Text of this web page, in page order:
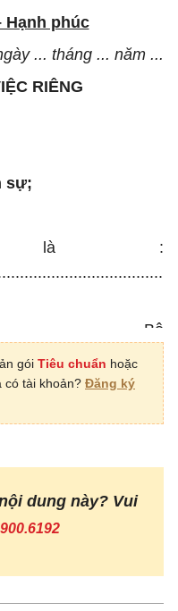
Hạnh phúc
... tháng ... năm ...
RIÊNG
sự;
là :
Bộ
…
lạc khi cần thiết
…
…
gói Tiêu chuẩn hoặc
có tài khoản? Đăng ký
dung này? Vui